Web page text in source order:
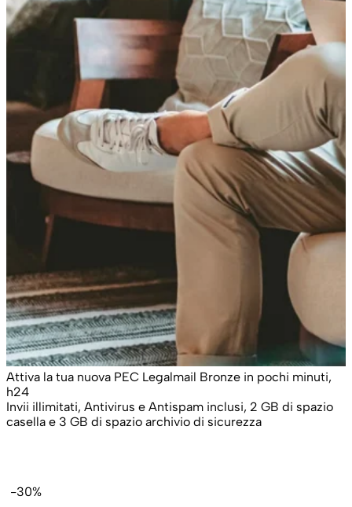
Attiva la tua nuova PEC Legalmail Bronze in pochi minuti,
h24
Invii illimitati, Antivirus e Antispam inclusi, 2 GB di spazio
casella e 3 GB di spazio archivio di sicurezza
-30%